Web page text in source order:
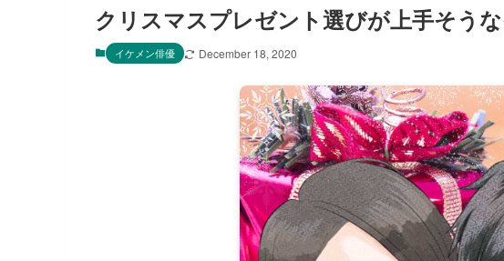
クリスマスプレゼント選びが上手そう
イケメン俳優 December 18, 2020